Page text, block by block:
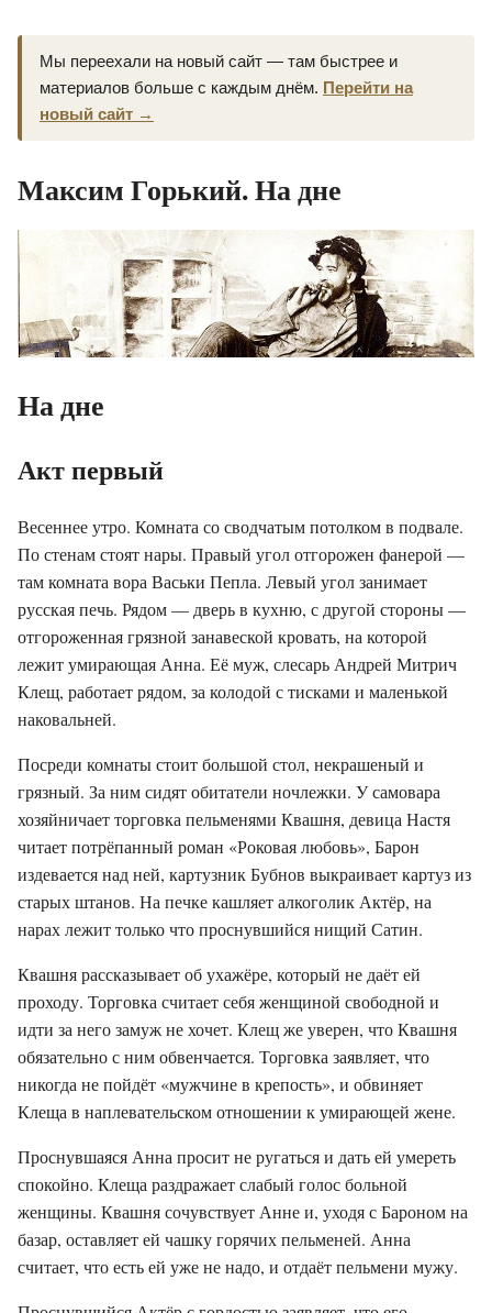
Мы переехали на новый сайт — там быстрее и
материалов больше с каждым днём. Перейти на
новый сайт →
Максим Горький. На дне
На дне
Акт первый
Весеннее утро. Комната со сводчатым потолком в подвале.
По стенам стоят нары. Правый угол отгорожен фанерой —
там комната вора Васьки Пепла. Левый угол занимает
русская печь. Рядом — дверь в кухню, с другой стороны —
отгороженная грязной занавеской кровать, на которой
лежит умирающая Анна. Её муж, слесарь Андрей Митрич
Клещ, работает рядом, за колодой с тисками и маленькой
наковальней.
Посреди комнаты стоит большой стол, некрашеный и
грязный. За ним сидят обитатели ночлежки. У самовара
хозяйничает торговка пельменями Квашня, девица Настя
читает потрёпанный роман «Роковая любовь», Барон
издевается над ней, картузник Бубнов выкраивает картуз из
старых штанов. На печке кашляет алкоголик Актёр, на
нарах лежит только что проснувшийся нищий Сатин.
Квашня рассказывает об ухажёре, который не даёт ей
проходу. Торговка считает себя женщиной свободной и
идти за него замуж не хочет. Клещ же уверен, что Квашня
обязательно с ним обвенчается. Торговка заявляет, что
никогда не пойдёт «мужчине в крепость», и обвиняет
Клеща в наплевательском отношении к умирающей жене.
Проснувшаяся Анна просит не ругаться и дать ей умереть
спокойно. Клеща раздражает слабый голос больной
женщины. Квашня сочувствует Анне и, уходя с Бароном на
базар, оставляет ей чашку горячих пельменей. Анна
считает, что есть ей уже не надо, и отдаёт пельмени мужу.